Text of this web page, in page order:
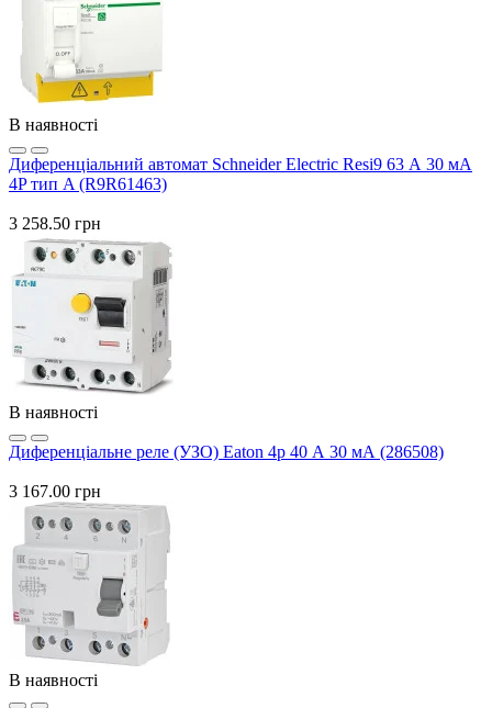
В наявності
Диференціальний автомат Schneider Electric Resi9 63 А 30 мА
4P тип A (R9R61463)
3 258.50 грн
В наявності
Диференціальне реле (УЗО) Eaton 4p 40 А 30 мА (286508)
3 167.00 грн
В наявності